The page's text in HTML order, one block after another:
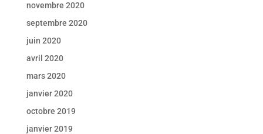
novembre 2020
septembre 2020
juin 2020
avril 2020
mars 2020
janvier 2020
octobre 2019
janvier 2019